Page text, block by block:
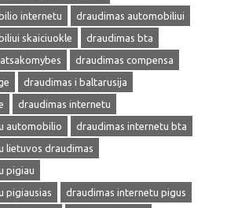
internetu
draudimas automobiliui
skaiciuokle
draudimas bta
draudimas compensa
draudimas i baltarusija
draudimas internetu
automobilio
draudimas internetu bta
lietuvos draudimas
pigiau
pigiausias
draudimas internetu pigus